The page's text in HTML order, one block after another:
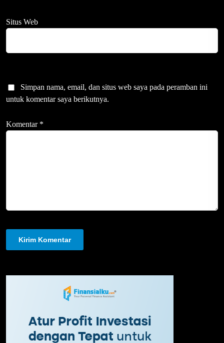
Situs Web
Simpan nama, email, dan situs web saya pada peramban ini
untuk komentar saya berikutnya.
Komentar *